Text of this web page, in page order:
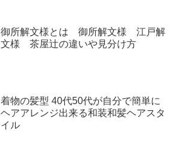
御所解文様とは 御所解文様 江戸解
文様 茶屋辻の違いや見分け方
着物の髪型 40代50代が自分で簡単に
ヘアアレンジ出来る和装和髪ヘアスタ
イル